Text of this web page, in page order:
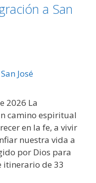
a San
2026 La
camino espiritual
en la fe, a vivir
nuestra vida a
por Dios para
itinerario de 33